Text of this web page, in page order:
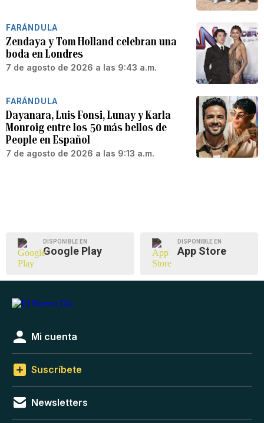
FARÁNDULA
Zendaya y Tom Holland celebran una
boda en Londres
7 de agosto de 2026 a las 9:43 a.m.
FARÁNDULA
Dayanara, Luis Fonsi, Lunay y Karla
Monroig entre los 50 más bellos de
People en Español
7 de agosto de 2026 a las 9:13 a.m.
DISPONIBLE EN
Google Play
DISPONIBLE EN
App Store
Mi cuenta
Suscríbete
Newsletters